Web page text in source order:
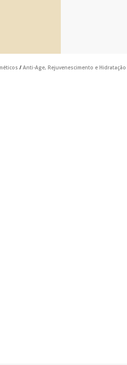
/ Anti-Age, Rejuvenescimento e Hidratação